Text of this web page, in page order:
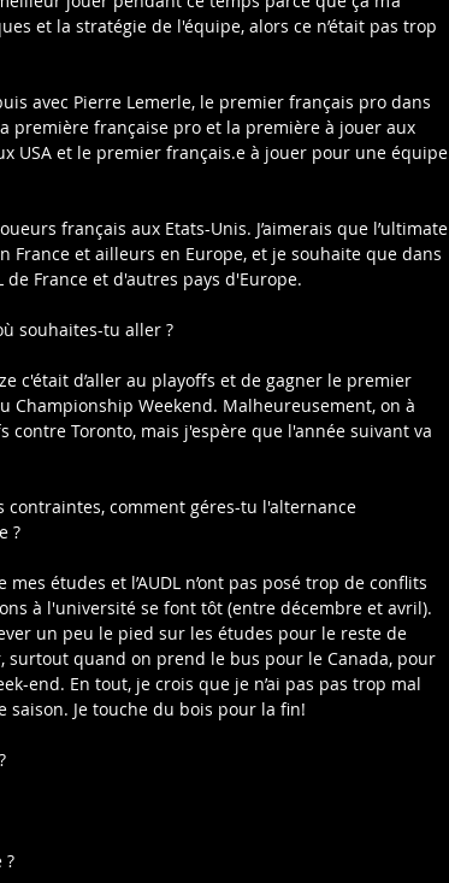
et la stratégie de l'équipe, alors ce n’était pas trop
avec Pierre Lemerle, le premier français pro dans
première française pro et la première à jouer aux
USA et le premier français.e à jouer pour une équipe
français aux Etats-Unis. J’aimerais que l’ultimate
France et ailleurs en Europe, et je souhaite que dans
France et d'autres pays d'Europe.
souhaites-tu aller ?
c'était d’aller au playoffs et de gagner le premier
Championship Weekend. Malheureusement, on à
Toronto, mais j'espère que l'année suivant va
contraintes, comment géres-tu l'alternance
?
mes études et l’AUDL n’ont pas posé trop de conflits
à l'université se font tôt (entre décembre et avril).
un peu le pied sur les études pour le reste de
surtout quand on prend le bus pour le Canada, pour
end. En tout, je crois que je n’ai pas pas trop mal
saison. Je touche du bois pour la fin!
?